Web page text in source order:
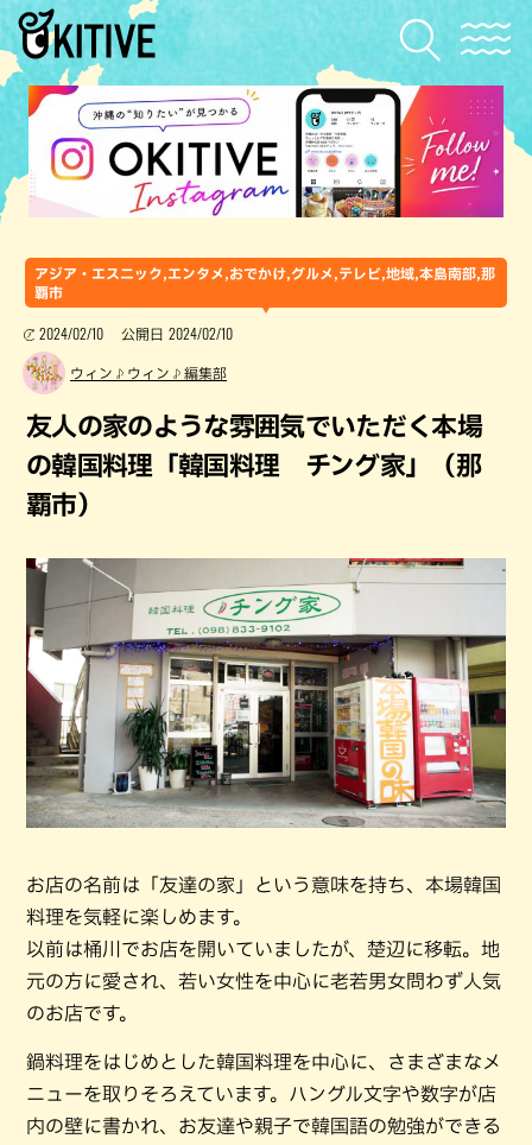
アジア・エスニック,エンタメ,おでかけ,グルメ,テレビ,地域,本島南部,那
覇市
2024/02/10 公開日 2024/02/10
ウィン♪ウィン♪編集部
友人の家のような雰囲気でいただく本場
の韓国料理「韓国料理 チング家」（那
覇市）
お店の名前は「友達の家」という意味を持ち、本場韓国
料理を気軽に楽しめます。
以前は桶川でお店を開いていましたが、楚辺に移転。地
元の方に愛され、若い女性を中心に老若男女問わず人気
のお店です。
鍋料理をはじめとした韓国料理を中心に、さまざまなメ
ニューを取りそろえています。ハングル文字や数字が店
内の壁に書かれ、お友達や親子で韓国語の勉強ができる